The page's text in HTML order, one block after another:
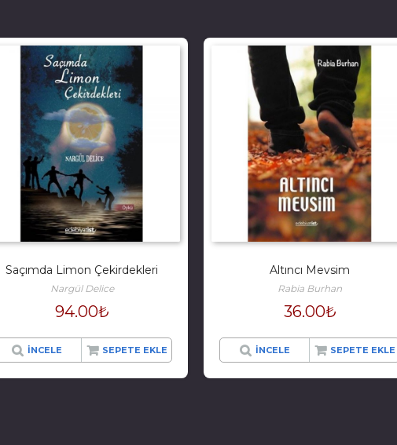
Saçımda Limon Çekirdekleri
Nargül Delice
94.00₺
İNCELE SEPETE EKLE
Altıncı Mevsim
Rabia Burhan
36.00₺
İNCELE SEPETE EKLE